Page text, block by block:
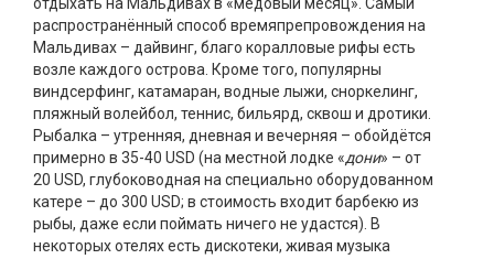
распространённый способ времяпрепровождения на
Мальдивах – дайвинг, благо коралловые рифы есть
возле каждого острова. Кроме того, популярны
виндсерфинг, катамаран, водные лыжи, сноркелинг,
пляжный волейбол, теннис, бильярд, сквош и дротики.
Рыбалка – утренняя, дневная и вечерняя – обойдётся
примерно в 35-40 USD (на местной лодке «дони» – от
20 USD, глубоководная на специально оборудованном
катере – до 300 USD; в стоимость входит барбекю из
рыбы, даже если поймать ничего не удастся). В
некоторых отелях есть дискотеки, живая музыка